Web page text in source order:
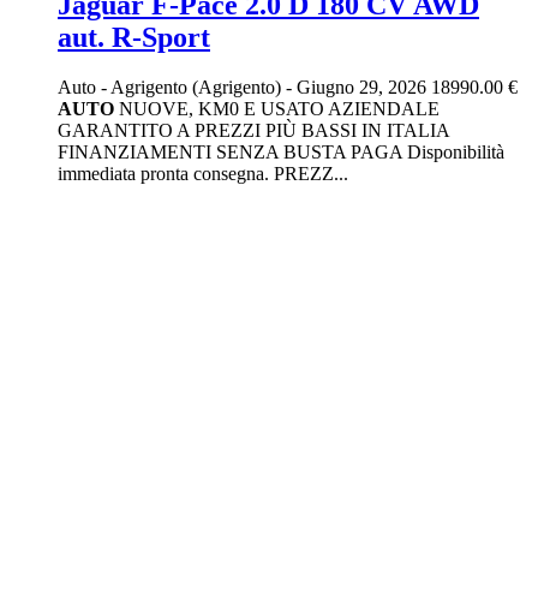
aut. R-Sport
Auto -Agrigento (Agrigento) - Giugno 29, 2026 18990.00 €
AUTO NUOVE, KM0 E USATO AZIENDALE
GARANTITO A PREZZI PIÙ BASSI IN ITALIA
FINANZIAMENTI SENZA BUSTA PAGA Disponibilità
immediata pronta consegna. PREZZ...